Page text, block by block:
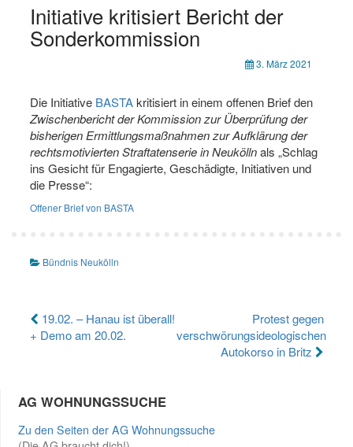
Initiative kritisiert Bericht der
Sonderkommission
3. März 2021
Die Initiative BASTAkritisiert in einem offenen Brief den
Zwischenbericht der Kommission zur Überprüfung der
bisherigen Ermittlungsmaßnahmen zur Aufklärung der
rechtsmotivierten Straftatenserie in Neuköllnals „Schlag
ins Gesicht für Engagierte, Geschädigte, Initiativen und
die Presse“:
Offener Brief von BASTA
Bündnis Neukölln
Beitragsnavigation
19.02. – Hanau ist überall!
+ Demo am 20.02.
Protest gegen
verschwörungsideologischen
Autokorso in Britz
AG WOHNUNGSSUCHE
Zu den Seiten der AG Wohnungssuche